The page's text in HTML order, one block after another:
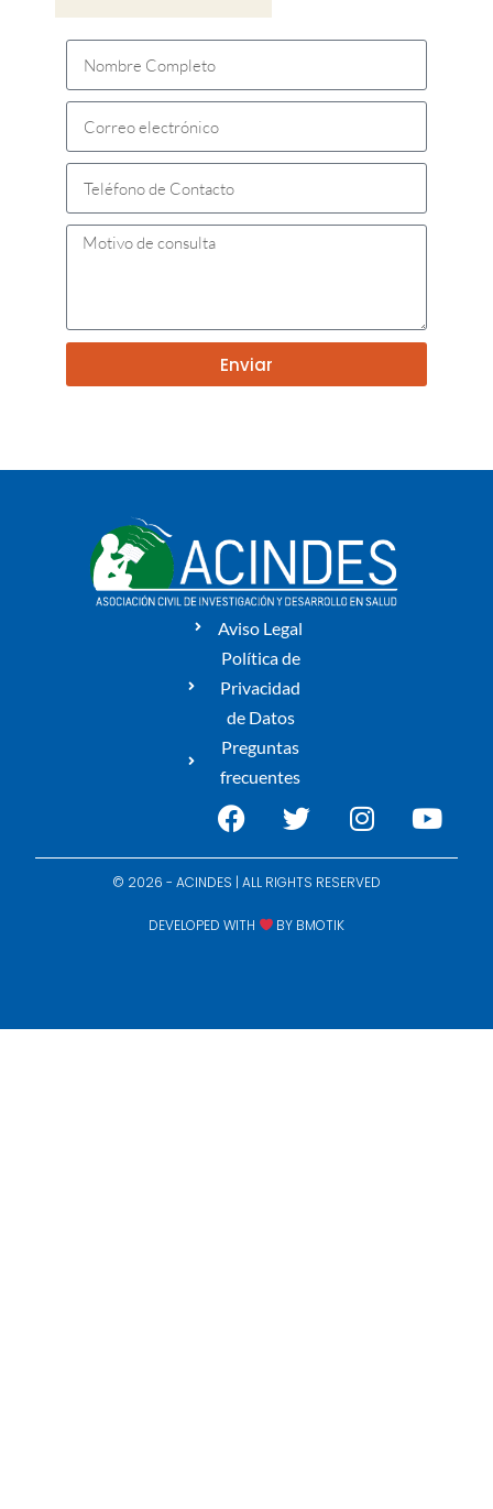
Enviar
Aviso Legal
Política de
Privacidad
de Datos
Preguntas
frecuentes
© 2026 - ACINDES | ALL RIGHTS RESERVED
DEVELOPED WITH BY BMOTIK